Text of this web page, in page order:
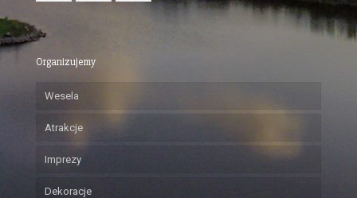
Organizujemy
Wesela
Atrakcje
Imprezy
Dekoracje